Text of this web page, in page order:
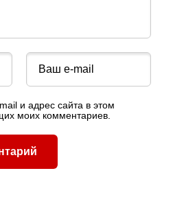
и адрес сайта в этом
моих комментариев.